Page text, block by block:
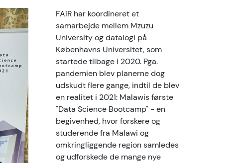
FAIR har koordineret et
samarbejde mellem Mzuzu
University og datalogi på
Københavns Universitet, som
startede tilbage i 2020. Pga.
pandemien blev planerne dog
udskudt flere gange, indtil de blev
en realitet i 2021: Malawis første
"Data Science Bootcamp" - en
begivenhed, hvor forskere og
studerende fra Malawi og
omkringliggende region samledes
og udforskede de mange nye